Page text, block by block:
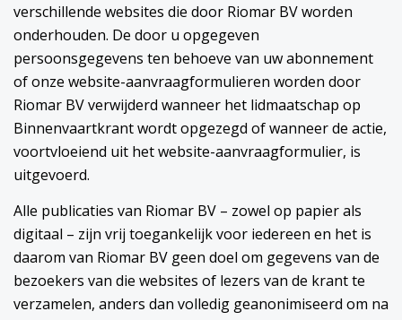
verschillende websites die door Riomar BV worden
onderhouden. De door u opgegeven
persoonsgegevens ten behoeve van uw abonnement
of onze website-aanvraagformulieren worden door
Riomar BV verwijderd wanneer het lidmaatschap op
Binnenvaartkrant wordt opgezegd of wanneer de actie,
voortvloeiend uit het website-aanvraagformulier, is
uitgevoerd.
Alle publicaties van Riomar BV – zowel op papier als
digitaal – zijn vrij toegankelijk voor iedereen en het is
daarom van Riomar BV geen doel om gegevens van de
bezoekers van die websites of lezers van de krant te
verzamelen, anders dan volledig geanonimiseerd om na